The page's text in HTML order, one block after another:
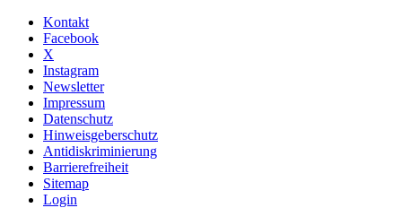
Kontakt
Facebook
X
Instagram
Newsletter
Impressum
Datenschutz
Hinweisgeberschutz
Antidiskriminierung
Barrierefreiheit
Sitemap
Login